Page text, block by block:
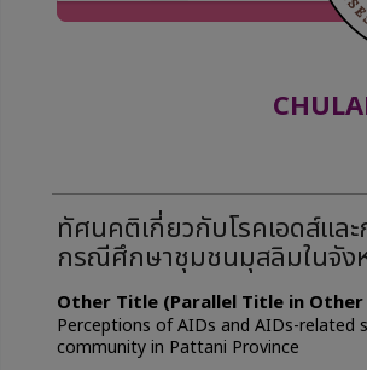
ทัศนคติเกี่ยวกับโรคเอดส์แล
กรณีศึกษาชุมชนมุสลิมในจัง
Other Title (Parallel Title in Other
Perceptions of AIDs and AIDs-related
community in Pattani Province